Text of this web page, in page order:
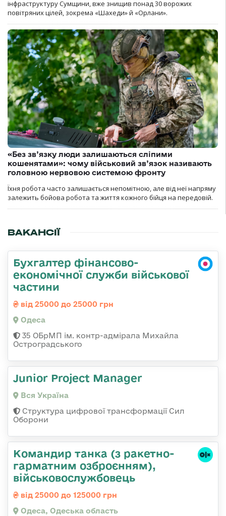
інфраструктуру Сумщини, вже знищив понад 30 ворожих
повітряних цілей, зокрема «Шахеди» й «Орлани».
«Без зв’язку люди залишаються сліпими
кошенятами»: чому військовий зв’язок називають
головною нервовою системою фронту
Їхня робота часто залишається непомітною, але від неї напряму
залежить бойова робота та життя кожного бійця на передовій.
ВАКАНСІЇ
Бухгалтер фінансово-
економічної служби військової
частини
від 25000 до 25000 грн
Одеса
35 ОБрМП ім. контр-адмірала Михайла
Остроградського
Junior Project Manager
Вся Україна
Структура цифрової трансформації Сил
Оборони
Командиp танка (з pакетно-
гарматним озброєнням),
військовослужбовець
від 25000 до 125000 грн
Одеса, Одеська область